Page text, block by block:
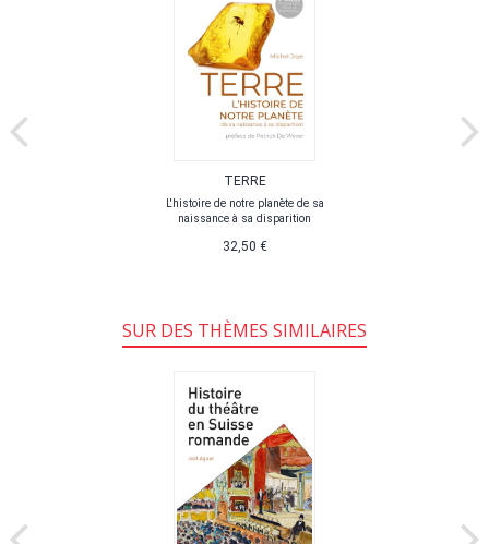
TERRE
L'histoire de notre planète de sa
naissance à sa disparition
32,50 €
SUR DES THÈMES SIMILAIRES